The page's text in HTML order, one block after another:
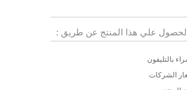
علي هذا المنتج عن طريق :
بالتليفون
الشركات